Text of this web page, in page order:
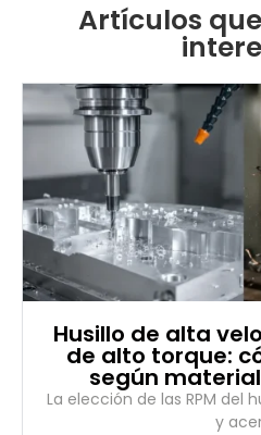
Artículos
Husillo de alta
de alto torque:
según
La elección de las RPM del
y